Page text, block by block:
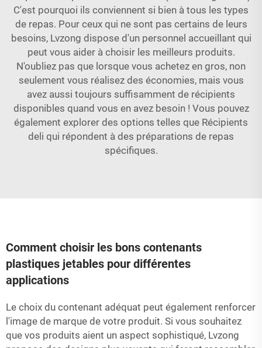
C'est pourquoi ils conviennent si bien à tous les types
de repas. Pour ceux qui ne sont pas certains de leurs
besoins, Lvzong dispose d'un personnel accueillant qui
peut vous aider à choisir les meilleurs produits.
N'oubliez pas que lorsque vous achetez en gros, non
seulement vous réalisez des économies, mais vous
avez aussi toujours suffisamment de récipients
disponibles quand vous en avez besoin ! Vous pouvez
également explorer des options telles que Récipients
deli qui répondent à des préparations de repas
spécifiques.
Comment choisir les bons contenants
plastiques jetables pour différentes
applications
Le choix du contenant adéquat peut également renforcer
l'image de marque de votre produit. Si vous souhaitez
que vos produits aient un aspect sophistiqué, Lvzong